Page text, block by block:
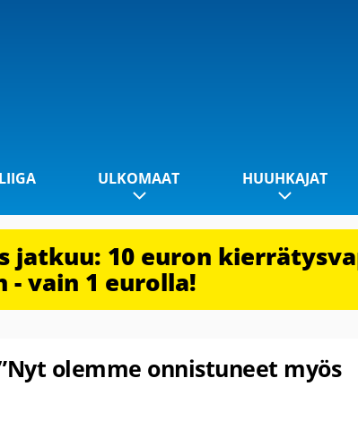
ULKOMAAT HUUHKAJAT
jatkuu: 10 euron
- vain 1 eurolla!
olemme onnistuneet myös